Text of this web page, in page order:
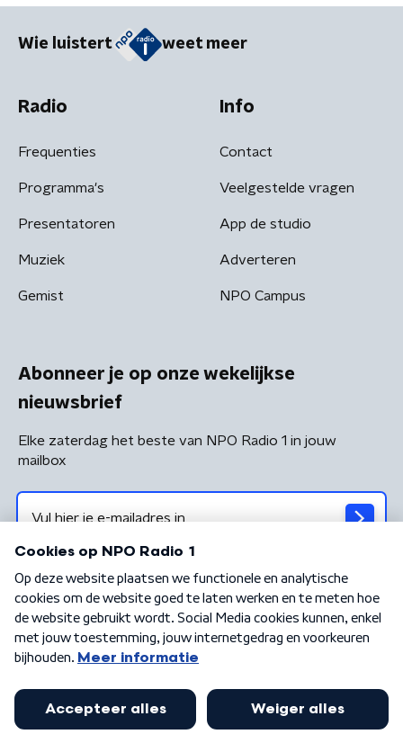
Wie luistert weet meer
Radio
Frequenties
Programma's
Presentatoren
Muziek
Gemist
Info
Contact
Veelgestelde vragen
App de studio
Adverteren
NPO Campus
Abonneer je op onze wekelijkse
nieuwsbrief
Elke zaterdag het beste van NPO Radio 1 in jouw
mailbox
Algemene voorwaarden